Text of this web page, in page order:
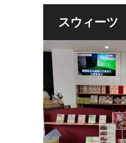
スウィーツ